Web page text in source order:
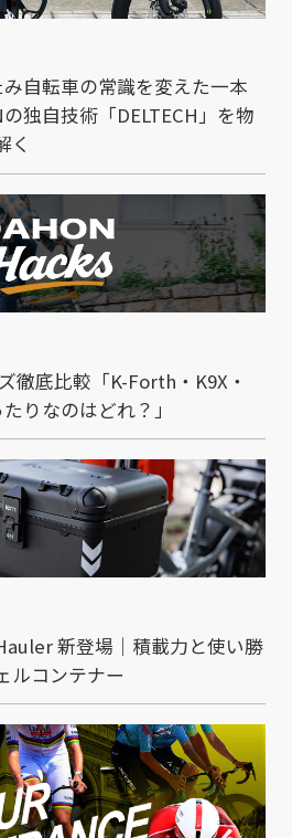
み自転車の常識を変えた一本
独自技術「DELTECH」を物
く
徹底比較「K-Forth・K9X・
りなのはどれ？」
新登場｜積載力と使い勝
ルコンテナー